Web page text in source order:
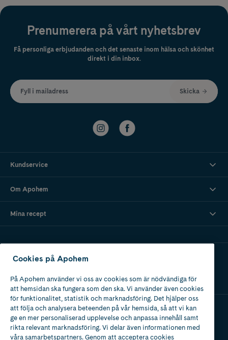
Prenumerera på vårt nyhetsbrev
Få personliga erbjudanden och det senaste inom hälsa och skönhet
direkt i din inbox.
Fyll i mailadress Skicka
Kundservice
Om Apohem
Mina recept
Ladda ner vår app
Apotek med tillstånd
av Läkemedelsverket
Cookies på Apohem
På Apohem använder vi oss av cookies som är nödvändiga för
att hemsidan ska fungera som den ska. Vi använder även cookies
för funktionalitet, statistik och marknadsföring. Det hjälper oss
att följa och analysera beteenden på vår hemsida, så att vi kan
ge en mer personaliserad upplevelse och anpassa innehåll samt
rikta relevant marknadsföring. Vi delar även informationen med
våra samarbetspartners. Genom att acceptera cookies